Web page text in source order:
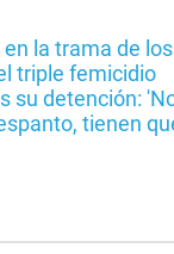
la trama de
triple femicidio
su detención:
tienen